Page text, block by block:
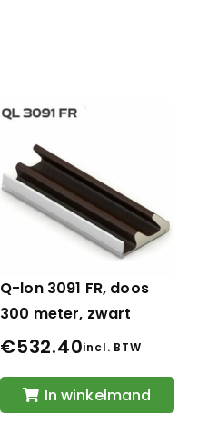
Q-lon 3091 FR, doos
300 meter, zwart
€532.40incl. BTW
In winkelmand